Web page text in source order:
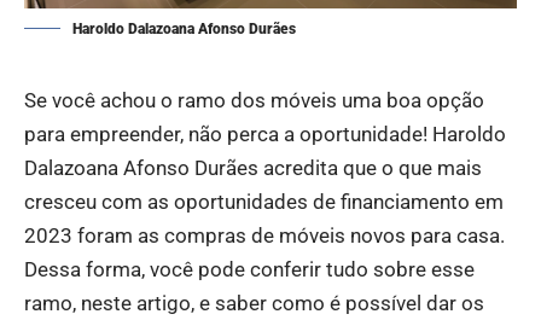
Haroldo Dalazoana Afonso Durães
Se você achou o ramo dos móveis uma boa opção
para empreender, não perca a oportunidade! Haroldo
Dalazoana Afonso Durães acredita que o que mais
cresceu com as oportunidades de financiamento em
2023 foram as compras de móveis novos para casa.
Dessa forma, você pode conferir tudo sobre esse
ramo, neste artigo, e saber como é possível dar os